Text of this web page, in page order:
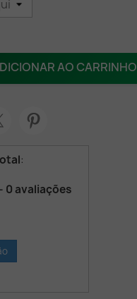
AO CARRINHO
:
- 0 avaliações